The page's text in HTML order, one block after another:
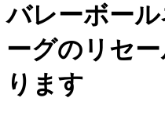
バレーボー
ーグのリセ
ります